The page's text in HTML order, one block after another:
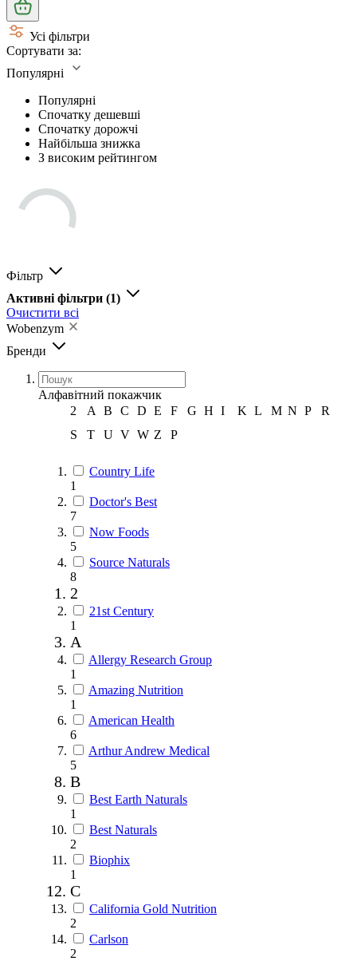
Усі фільтри
Сортувати за:
Популярні
Популярні
Спочатку дешевші
Спочатку дорожчі
Найбільша знижка
З високим рейтингом
Фільтр
Активні фільтри (1)
Очистити всі
Wobenzym
Бренди
Алфавітний покажчик
2
A B C D E F G H I K L M N P
R
S
T U V W Z Р
Country Life
1
Doctor's Best
7
Now Foods
5
Source Naturals
8
2
21st Century
1
A
Allergy Research Group
1
Amazing Nutrition
1
American Health
6
Arthur Andrew Medical
5
B
Best Earth Naturals
1
Best Naturals
2
Biophix
1
C
California Gold Nutrition
2
Carlson
2